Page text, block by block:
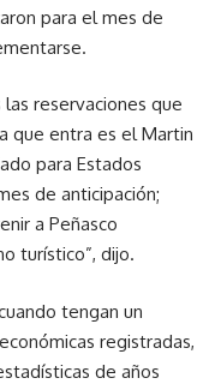
para el mes de
reservaciones que
que entra es el Martin
para Estados
de anticipación;
a Peñasco
turístico”, dijo.
tengan un
registradas,
de años